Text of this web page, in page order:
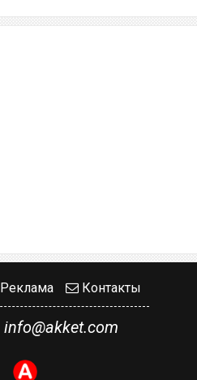
Реклама Контакты
info@akket.com